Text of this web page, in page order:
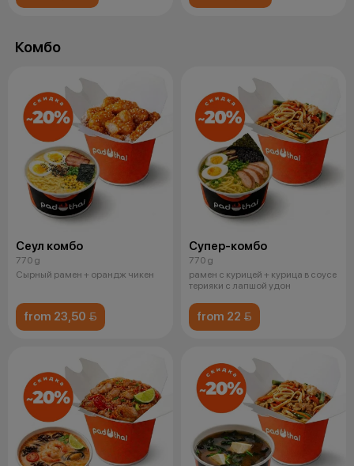
Комбо
Сеул комбо
770 g
Сырный рамен + орандж чикен
from 23,50 
Супер-комбо
770 g
рамен с курицей + курица в соусе
терияки с лапшой удон
from 22 